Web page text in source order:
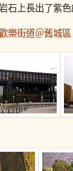
石上長出了紫
樂街道＠舊城區